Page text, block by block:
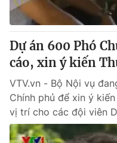
Dự án 600 Phó
cáo, xin ý kiến
VTV.vn - Bộ Nội vụ
Chính phủ để xin ý
vị trí cho các đội viên